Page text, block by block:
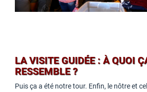
LA VISITE GUIDÉE : À QUOI
RESSEMBLE ?
Puis ça a été notre tour. Enfin, le nôtre et